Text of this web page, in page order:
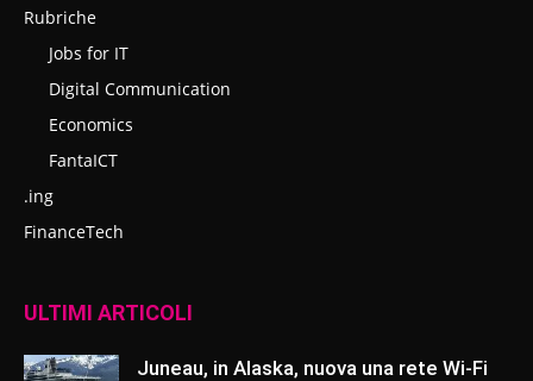
Rubriche
Jobs for IT
Digital Communication
Economics
FantaICT
.ing
FinanceTech
ULTIMI ARTICOLI
Juneau, in Alaska, nuova una rete Wi-Fi